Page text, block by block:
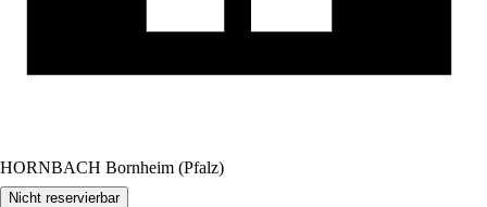
HORNBACH Bornheim (Pfalz)
Nicht reservierbar